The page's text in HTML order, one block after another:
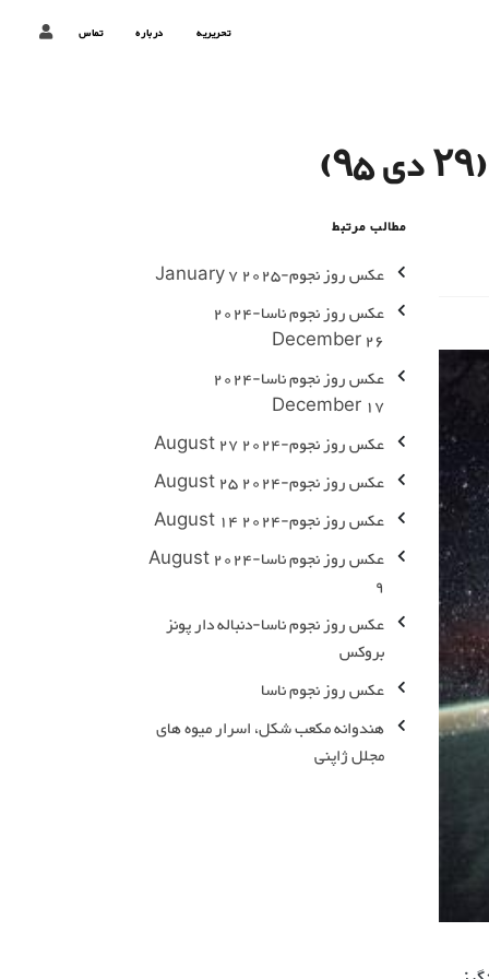
تماس درباره تحریریه
مطالب مرتبط
عکس روز نجوم-2025 January 7
عکس روز نجوم ناسا-2024
December 26
عکس روز نجوم ناسا-2024
December 17
عکس روز نجوم-2024 August 27
عکس روز نجوم-2024 August 25
عکس روز نجوم-2024 August 14
عکس روز نجوم ناسا-2024 August
9
عکس روز نجوم ناسا-دنباله دار پونز
بروکس
عکس روز نجوم ناسا
هندوانه مکعب شکل، اسرار میوه های
مجلل ژاپنی